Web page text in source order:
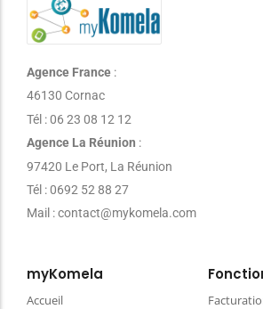
Agence France :
46130 Cornac
Tél : 06 23 08 12 12
Agence La Réunion :
97420 Le Port, La Réunion
Tél : 0692 52 88 27
Mail : contact@mykomela.com
myKomela
Accueil